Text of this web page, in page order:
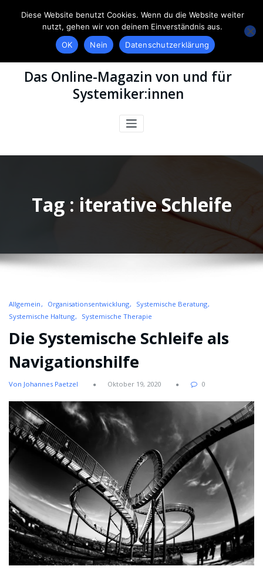
Das Online-Magazin von und für
Systemiker:innen
Tag : iterative Schleife
Allgemein Organisationsentwicklung
Systemische Beratung
Systemische Haltung
Systemische Therapie
Die Systemische Schleife als
Navigationshilfe
Von Johannes Paetzel Oktober 19, 2020 0
Diese Website benutzt Cookies. Wenn du die Website weiter
nutzt, gehen wir von deinem Einverständnis aus.
OK
Nein Datenschutzerklärung